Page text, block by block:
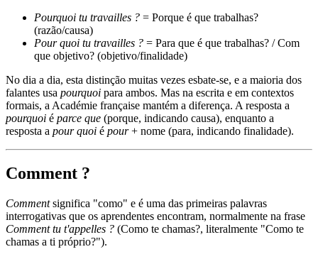
Pourquoi tu travailles ? = Porque é que trabalhas?
(razão/causa)
Pour quoi tu travailles ? = Para que é que trabalhas? / Com
que objetivo? (objetivo/finalidade)
No dia a dia, esta distinção muitas vezes esbate-se, e a maioria dos
falantes usa pourquoi para ambos. Mas na escrita e em contextos
formais, a Académie française mantém a diferença. A resposta a
pourquoi é parce que (porque, indicando causa), enquanto a
resposta a pour quoi é pour+ nome (para, indicando finalidade).
Comment ?
Commentsignifica "como" e é uma das primeiras palavras
interrogativas que os aprendentes encontram, normalmente na frase
Comment tu t'appelles ? (Como te chamas?, literalmente "Como te
chamas a ti próprio?").